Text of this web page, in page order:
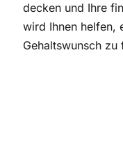
decken und Ihre
wird Ihnen helfen,
Gehaltswunsch zu